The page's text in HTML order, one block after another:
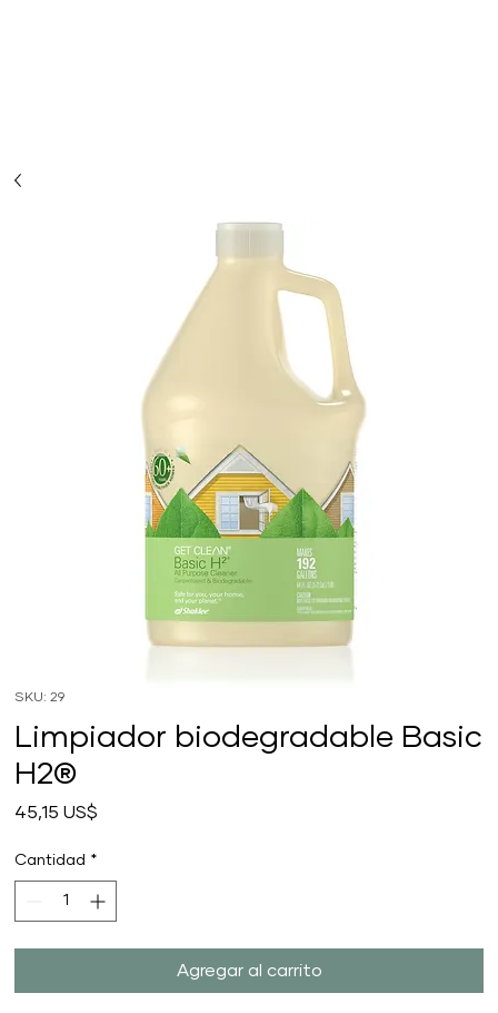
SKU: 29
Limpiador biodegradable Basic
H2®
45,15 US$
Cantidad *
Agregar al carrito